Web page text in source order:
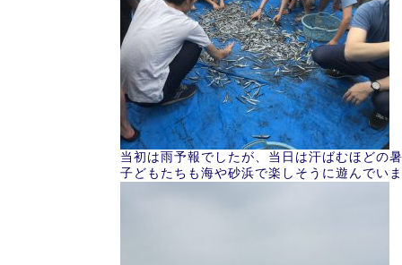
当初は雨予報でしたが、当日は汗ばむほどの
子どもたちも海や砂浜で楽しそうに遊んでい